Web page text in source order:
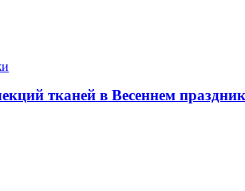
тканей в Весеннем